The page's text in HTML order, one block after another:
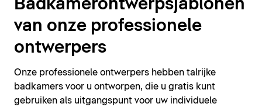
Badkamerontwerpsjablonen
van onze professionele
ontwerpers
Onze professionele ontwerpers hebben talrijke
badkamers voor u ontworpen, die u gratis kunt
gebruiken als uitgangspunt voor uw individuele